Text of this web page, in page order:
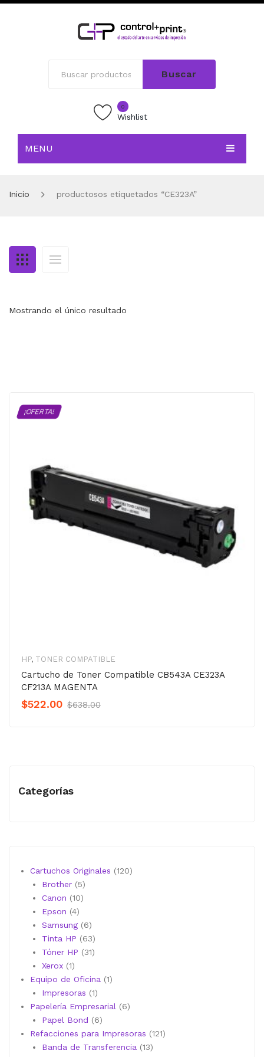
Buscar
0
Wishlist
MENU
TIENDA
CONTACTO
MI CUENTA
Inicio productosos etiquetados “CE323A”
Mostrando el único resultado
¡OFERTA!
HP, TONER COMPATIBLE
Cartucho de Toner Compatible CB543A CE323A
CF213A MAGENTA
$638.00Original
$522.00
Current
Categorías
Cartuchos Originales 120120
Brother 55
productos
Canon 1010
Epson 44
productos
Samsung 66
productos
Tinta HP 6363
productos
Tóner HP 3131
Xerox 11
producto
Equipo de Oficina 11
Impresoras 11
producto
Papelería Empresarial 66
Papel Bond 66
productos
Refacciones para Impresoras 121121
Banda de Transferencia 1313